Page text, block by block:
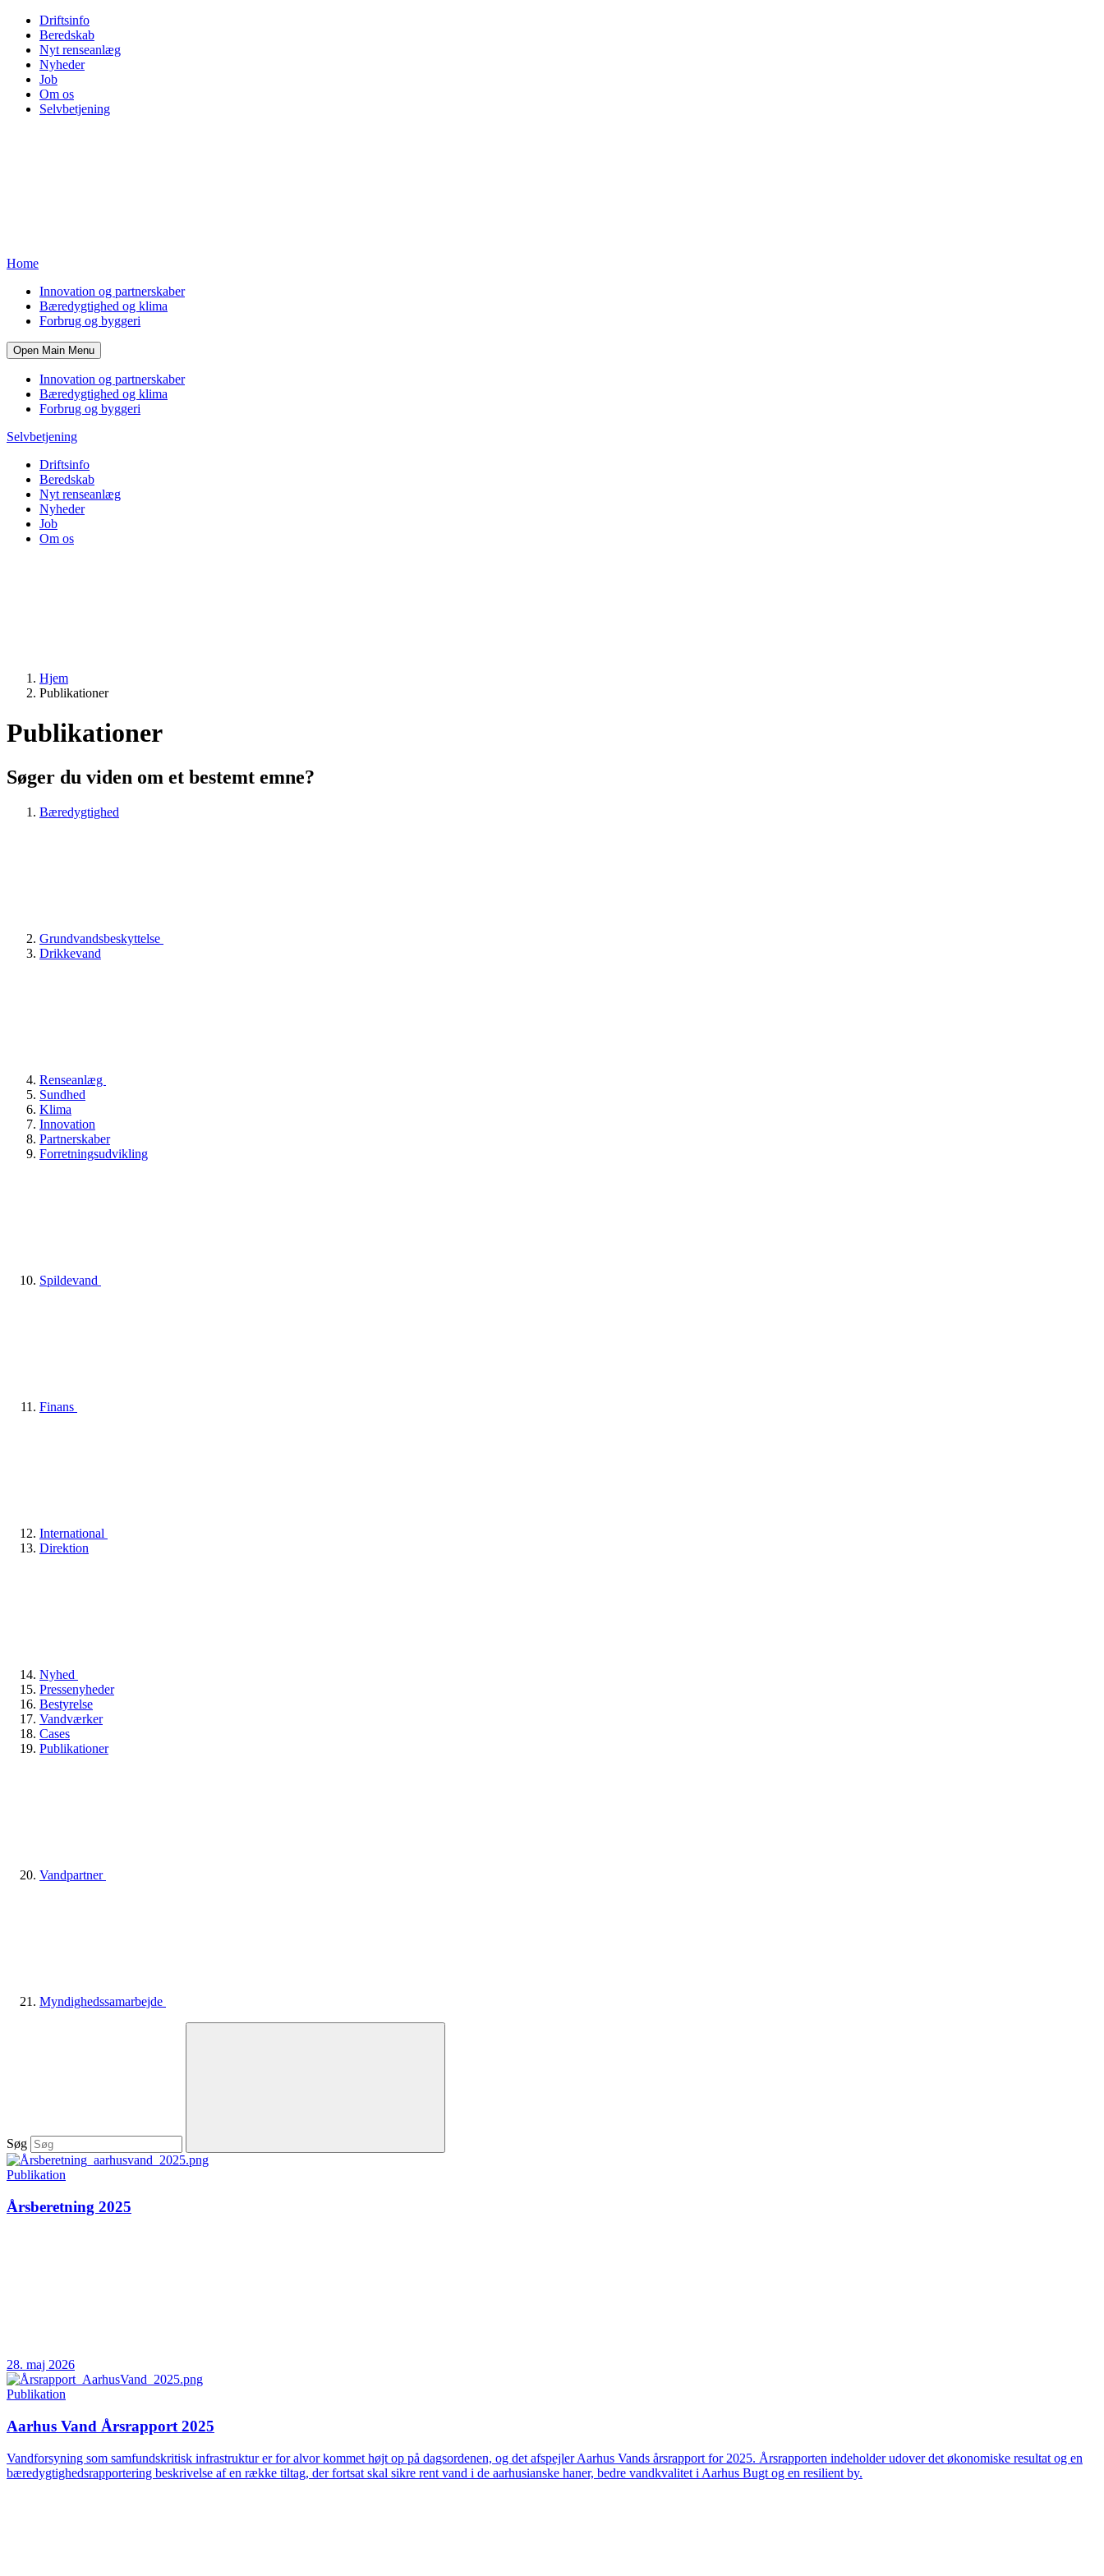
Driftsinfo
Beredskab
Nyt renseanlæg
Nyheder
Job
Om os
Selvbetjening
Home
Innovation og partnerskaber
Bæredygtighed og klima
Forbrug og byggeri
Open Main Menu
Innovation og partnerskaber
Bæredygtighed og klima
Forbrug og byggeri
Selvbetjening
Driftsinfo
Beredskab
Nyt renseanlæg
Nyheder
Job
Om os
Hjem
Publikationer
Publikationer
Søger du viden om et bestemt emne?
Bæredygtighed
Grundvandsbeskyttelse
Drikkevand
Renseanlæg
Sundhed
Klima
Innovation
Partnerskaber
Forretningsudvikling
Spildevand
Finans
International
Direktion
Nyhed
Pressenyheder
Bestyrelse
Vandværker
Cases
Publikationer
Vandpartner
Myndighedssamarbejde
Søg
Publikation
Årsberetning 2025
28. maj 2026
Publikation
Aarhus Vand Årsrapport 2025
Vandforsyning som samfundskritisk infrastruktur er for alvor kommet højt op på dagsordenen, og det afspejler Aarhus Vands årsrapport for 2025. Årsrapporten indeholder udover det økonomiske resultat og en
bæredygtighedsrapportering beskrivelse af en række tiltag, der fortsat skal sikre rent vand i de aarhusianske haner, bedre vandkvalitet i Aarhus Bugt og en resilient by.